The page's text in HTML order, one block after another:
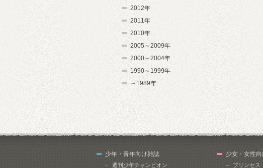
2012年
2011年
2010年
2005～2009年
2000～2004年
1990～1999年
～1989年
少年・青年向け雑誌
週刊少年チャンピオン
少女・女性
プリンセス